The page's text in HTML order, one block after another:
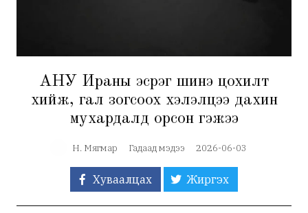
АНУ Ираны эсрэг шинэ цохилт
хийж, гал зогсоох хэлэлцээ дахин
мухардалд орсон гэжээ
Н. Мягмар Гадаад мэдээ 2026-06-03
Хуваалцах Жиргэх